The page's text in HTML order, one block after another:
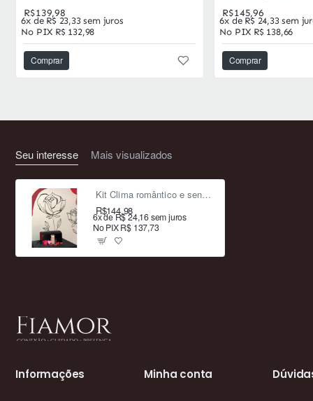
R$139,98
6x de R$ 23,33 sem juros
No PIX R$ 132,98
Comprar
R$145,96
6x de R$ 24,33 sem
No PIX R$ 138,66
Comprar
Seu interesse Mais visualizados
Kit Clima romântico e sensual
R$144,98
6x de R$ 24,16 sem juros
No PIX R$ 137,73
Informações Minha conta